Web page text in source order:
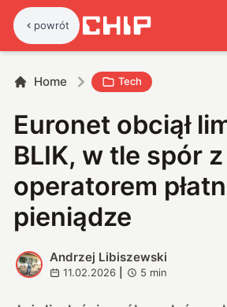
powrót
Home Tech
Euronet obciął
BLIK, w tle spór z
operatorem
pieniądze
A
Andrzej Libiszewski
11.02.2026 5 min